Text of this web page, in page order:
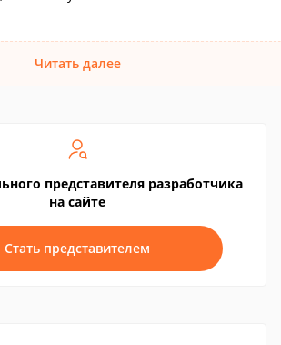
Читать далее
представителя разработчика
на сайте
Стать представителем